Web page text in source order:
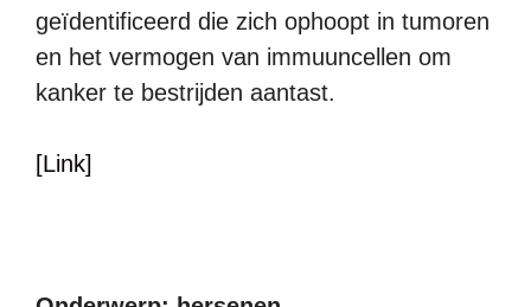
geïdentificeerd die zich ophoopt in tumoren
en het vermogen van immuuncellen om
kanker te bestrijden aantast.
[Link]